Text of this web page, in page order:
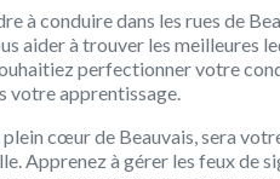
à conduire dans les rues de
aider à trouver les meilleures
perfectionner votre
votre apprentissage.
plein cœur de Beauvais, sera
Apprenez à gérer les feux de